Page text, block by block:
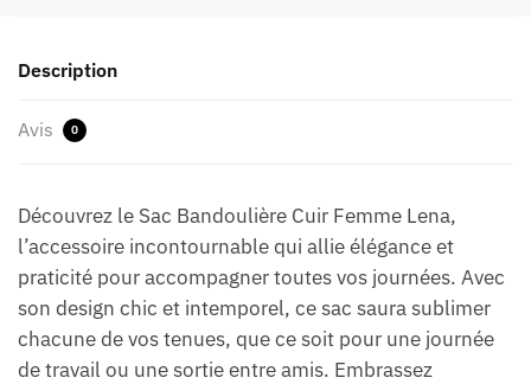
Description
Avis 0
Découvrez le Sac Bandoulière Cuir Femme Lena,
l’accessoire incontournable qui allie élégance et
praticité pour accompagner toutes vos journées. Avec
son design chic et intemporel, ce sac saura sublimer
chacune de vos tenues, que ce soit pour une journée
de travail ou une sortie entre amis. Embrassez